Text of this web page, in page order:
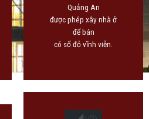
Quảng An
được phép xây nhà ở
để bán
có sổ đỏ vĩnh viễn.